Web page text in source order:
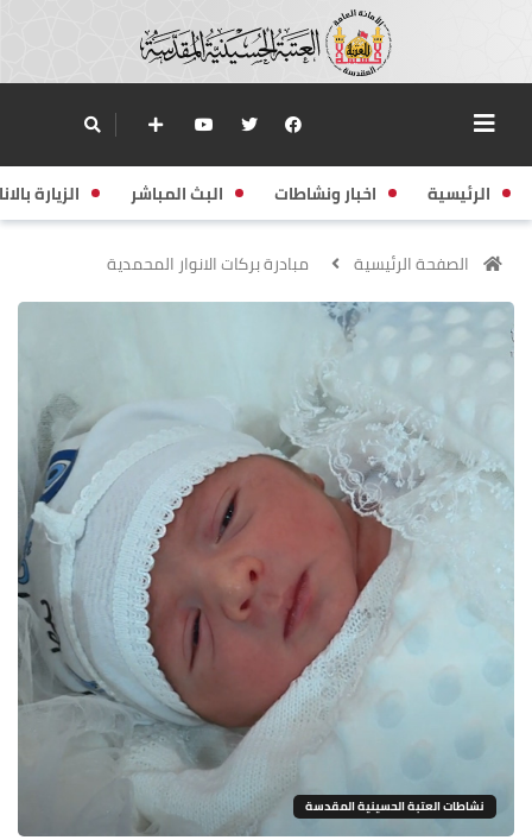
الرئيسية اخبار ونشاطات البث المباشر الزيارة
الصفحة الرئيسية مبادرة بركات الانوار المحمدية
نشاطات العتبة الحسينية المقدسة